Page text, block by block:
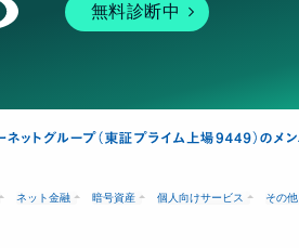
無料診断中
ネット金融 暗号資産 個人向けサービス その他